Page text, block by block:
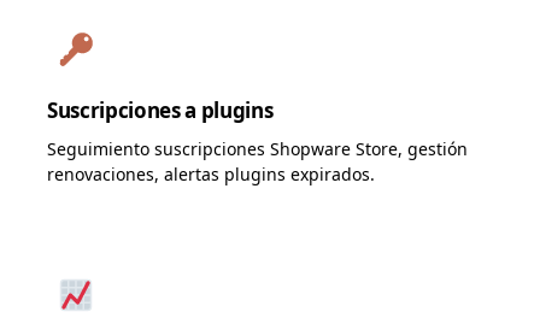
Suscripciones a plugins
Seguimiento suscripciones Shopware Store, gestión
renovaciones, alertas plugins expirados.